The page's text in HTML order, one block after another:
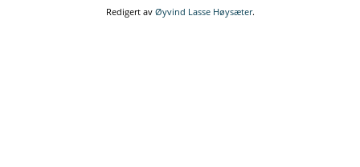
Redigert av Øyvind Lasse Høysæter.